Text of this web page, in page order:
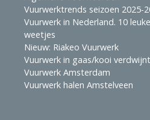
Vuurwerktrends seizoen 2025-
Vuurwerk in Nederland. 10 leuke
weetjes
Nieuw: Riakeo Vuurwerk
Vuurwerk in gaas/kooi verdwijnt
Vuurwerk Amsterdam
Vuurwerk halen Amstelveen